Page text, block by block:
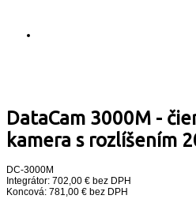
DataCam 3000M -
kamera s rozlíšením
DC-3000M
Integrátor: 702,00 € bez DPH
Koncová: 781,00 € bez DPH